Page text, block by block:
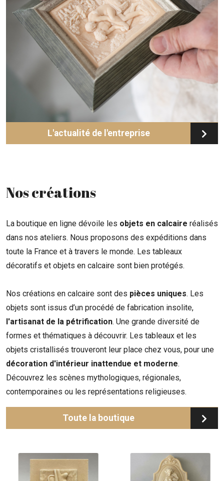
L'actualité de l'entreprise
Nos créations
La boutique en ligne dévoile les objets en calcaire réalisés
dans nos ateliers. Nous proposons des expéditions dans
toute la France et à travers le monde. Les tableaux
décoratifs et objets en calcaire sont bien protégés.
Nos créations en calcaire sont des pièces uniques. Les
objets sont issus d’un procédé de fabrication insolite,
l'artisanat de la pétrification. Une grande diversité de
formes et thématiques à découvrir. Les tableaux et les
objets cristallisés trouveront leur place chez vous, pour une
décoration d'intérieur inattendue et moderne.
Découvrez les scènes mythologiques, régionales,
contemporaines ou les représentations religieuses.
Toute la boutique